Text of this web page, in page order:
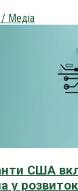
Медіа
США
у